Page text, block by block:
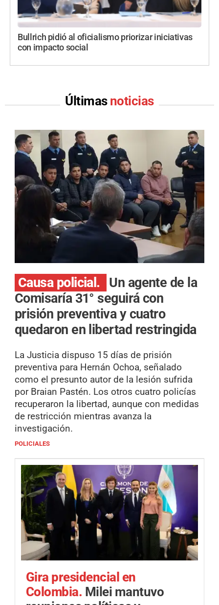
Bullrich pidió al oficialismo priorizar iniciativas
con impacto social
Últimas noticias
Causa policial.
Un agente de la
Comisaría 31° seguirá con
prisión preventiva y cuatro
quedaron en libertad restringida
La Justicia dispuso 15 días de prisión
preventiva para Hernán Ochoa, señalado
como el presunto autor de la lesión sufrida
por Braian Pastén. Los otros cuatro policías
recuperaron la libertad, aunque con medidas
de restricción mientras avanza la
investigación.
POLICIALES
Gira presidencial en
Colombia. Milei mantuvo